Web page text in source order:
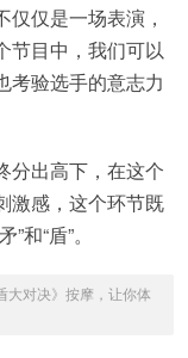
仅是一场表演，
节目中，我们可以
考验选手的意志力
分出高下，在这个
激感，这个环节既
和“盾”。
大对决》按摩，让你体